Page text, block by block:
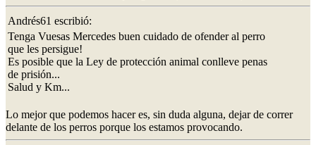
Andrés61 escribió:
Tenga Vuesas Mercedes buen cuidado de ofender al perro
que les persigue!
Es posible que la Ley de protección animal conlleve penas
de prisión...
Salud y Km...
Lo mejor que podemos hacer es, sin duda alguna, dejar de correr
delante de los perros porque los estamos provocando.